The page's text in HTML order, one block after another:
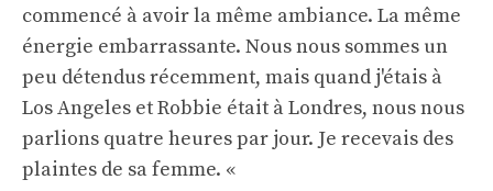
commencé à avoir la même ambiance. La même
énergie embarrassante. Nous nous sommes un
peu détendus récemment, mais quand j'étais à
Los Angeles et Robbie était à Londres, nous nous
parlions quatre heures par jour. Je recevais des
plaintes de sa femme. «